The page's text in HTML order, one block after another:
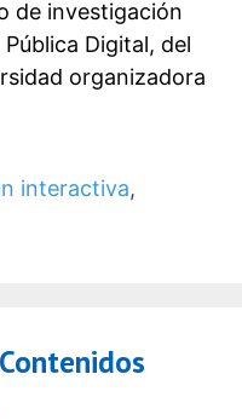
de investigación
Digital, del
organizadora
interactiva,